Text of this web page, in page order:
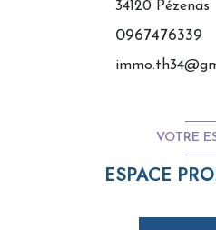
34120 Pézenas
0967476339
VOTRE
ESPACE